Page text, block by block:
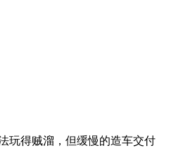
玩得贼溜，但缓慢的造车交付